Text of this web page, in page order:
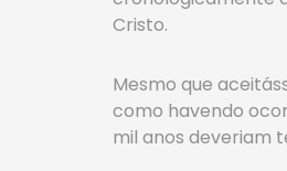
Cristo.
Mesmo que
como havendo
mil anos deveriam